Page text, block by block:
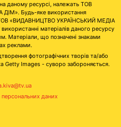
на даному ресурсі, належать ТОВ
Будь-яке використання
ТОВ «ВИДАВНИЦТВО УКРАЇНСЬКИЙ МЕДІА
матеріалів даного ресурсу
Матеріали, що позначені знаками
реклами.
фотографічних творів та/або
Getty Images - суворо забороняється.
персональних даних